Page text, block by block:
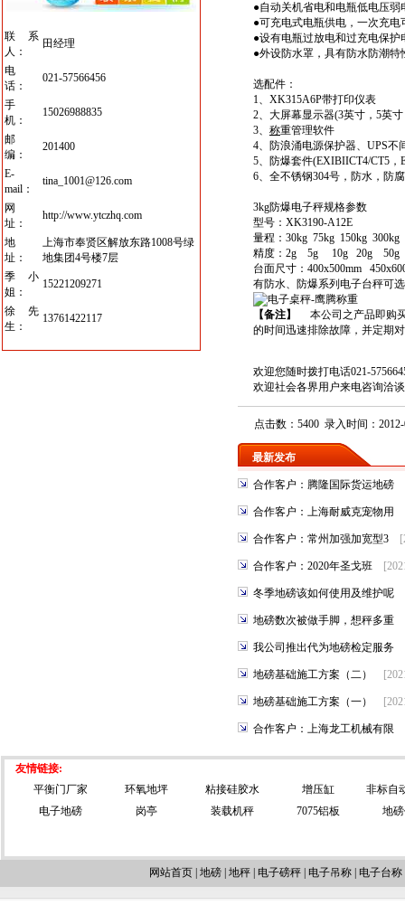
联系
人：
田经理
电
话：
021-57566456
手
机：
15026988835
邮
编：
201400
E-
mail：
tina_1001@126.com
网
址：
http://www.ytczhq.com
地
址：
上海市奉贤区解放东路1008号绿
地集团4号楼7层
季小
姐：
15221209271
徐先
生：
13761422117
●自动关机省电和电瓶低电压弱
●可充电式电瓶供电，一次充电
●设有电瓶过放电和过充电保护
●外设防水罩，具有防水防潮特
选配件：
1、XK315A6P带打印仪表
2、大屏幕显示器(3英寸，5英
3、 称重管理软件
4、防浪涌电源保护器、UPS不
5、防爆套件(EXIBIICT4/CT5，
6、全不锈钢304号，防水，防
3kg防爆电子秤规格参数
型号：XK3190-A12E
量程：30kg 75kg 150kg 300kg
精度：2g 5g 10g 20g 50g
台面尺寸：400x500mm
有防水、防爆系列电子台秤可选
【备注】
本公司之产品即购
的时间迅速排除故障，并定期
欢迎您随时拨打电话021-
欢迎社会各界用户来电咨询洽
点击数：5400 录入时间：
最新发布
合作客户：腾隆国际货运地磅
合作客户：上海耐威克宠物用
合作客户：常州加强加宽型3
合作客户：2020年圣戈班
冬季地磅该如何使用及维护呢
地磅数次被做手脚，想秤多重
我公司推出代为地磅检定服务
地磅基础施工方案（二）
地磅基础施工方案（一）
合作客户：上海龙工机械有限
友情链接:
平衡门厂家
环氧地坪 粘接硅胶水 增压缸
非标自
电子地磅
岗亭 装载机秤 7075铝板 地
网站首页 地磅 地秤 电子磅秤 电子吊称 电子台称